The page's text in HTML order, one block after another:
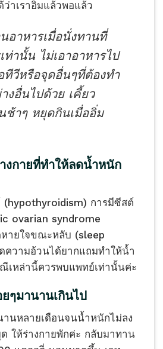
ว่าเราอิ่มแล้วพอแล้ว
อาหารเมื่อนั่งทานที่
ท่านั้น ไม่เอาอาหารไป
ทีวีหรือจุดอื่นๆที่ต้องทำ
งอื่นไปด้วย เคี้ยว
ช้าๆ หยุดกินเมื่ออิ่ม
งกายที่ทำให้ลดน้ำหนัก
(hypothyroidism) การมีซีสต์
ovarian syndrome
หายใจขณะหลับ (sleep
ความอ้วนได้ยากแถมทำให้น้ำ
เหล่านี้ควรพบแพทย์เท่านั้นค่ะ
ๆมานานเกินไป
นหลายเดือนจนน้ำหนักไม่ลง
ให้ร่างกายพักค่ะ กลับมาทาน